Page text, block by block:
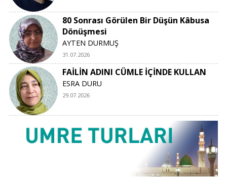
80 Sonrası Görülen Bir Düşün Kâbusa
Dönüşmesi
AYTEN DURMUŞ
31.07.2026
FAİLİN ADINI CÜMLE İÇİNDE KULLAN
ESRA DURU
29.07.2026